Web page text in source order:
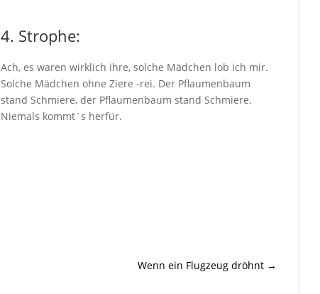
4. Strophe:
Ach, es waren wirklich ihre, solche Mädchen lob ich mir.
Solche Mädchen ohne Ziere -rei. Der Pflaumenbaum
stand Schmiere, der Pflaumenbaum stand Schmiere.
Niemals kommt´s herfür.
Wenn ein Flugzeug dröhnt→